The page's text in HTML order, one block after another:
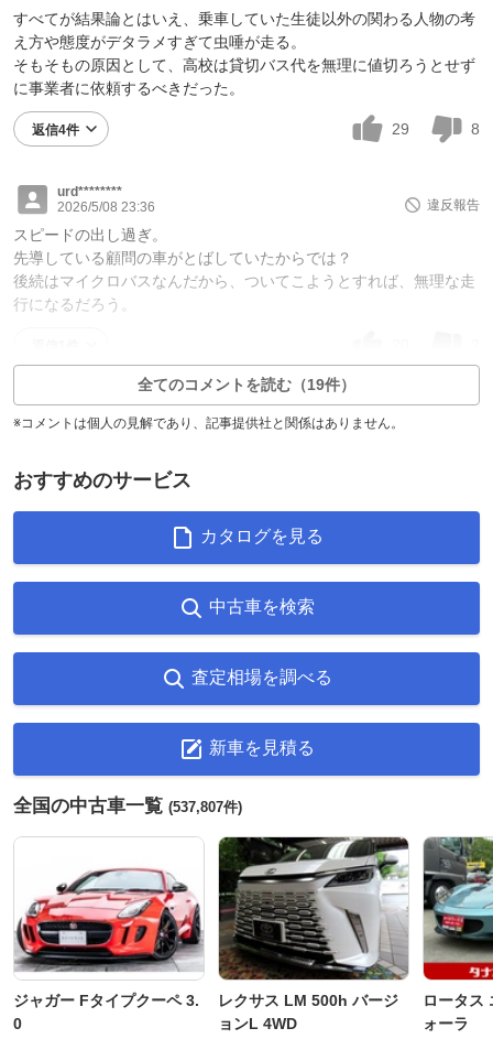
すべてが結果論とはいえ、乗車していた生徒以外の関わる人物の考
え方や態度がデタラメすぎて虫唾が走る。
そもそもの原因として、高校は貸切バス代を無理に値切ろうとせず
に事業者に依頼するべきだった。
返信4件 29 8
urd********
2026/5/08 23:36
違反報告
スピードの出し過ぎ。
先導している顧問の車がとばしていたからでは？
後続はマイクロバスなんだから、ついてこようとすれば、無理な走
行になるだろう。
全てのコメントを読む（19件）
※コメントは個人の見解であり、記事提供社と関係はありません。
おすすめのサービス
カタログを見る
中古車を検索
査定相場を調べる
新車を見積る
全国の中古車一覧 (537,807件)
ジャガー Fタイプクーペ 3.
0
レクサス LM 500h バージ
ョンL 4WD
ロータス
ォーラ